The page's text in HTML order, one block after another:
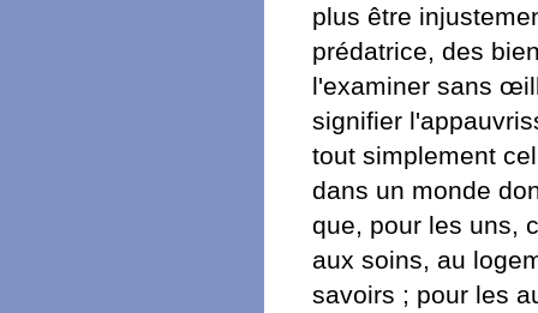
plus être
prédatrice, des
l'examiner sans
signifier
tout simplement
dans un monde
que, pour les uns,
aux soins, au
savoirs ; pour les